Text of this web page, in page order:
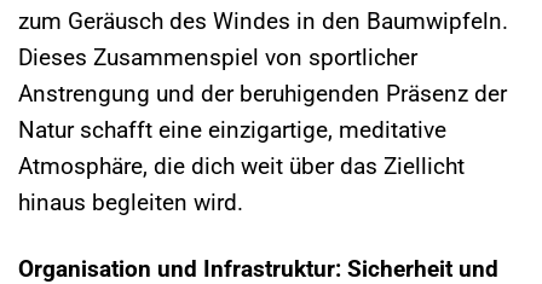
zum Geräusch des Windes in den Baumwipfeln.
Dieses Zusammenspiel von sportlicher
Anstrengung und der beruhigenden Präsenz der
Natur schafft eine einzigartige, meditative
Atmosphäre, die dich weit über das Ziellicht
hinaus begleiten wird.
Organisation und Infrastruktur: Sicherheit und